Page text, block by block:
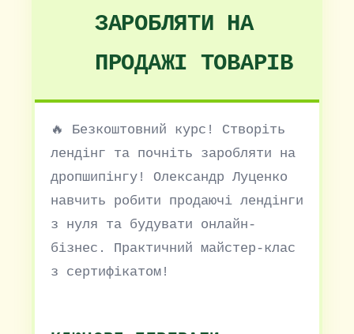
ЗАРОБЛЯТИ НА
ПРОДАЖІ ТОВАРІВ
🔥 Безкоштовний курс! Створіть
лендінг та почніть заробляти на
дропшипінгу! Олександр Луценко
навчить робити продаючі лендінги
з нуля та будувати онлайн-
бізнес. Практичний майстер-клас
з сертифікатом!